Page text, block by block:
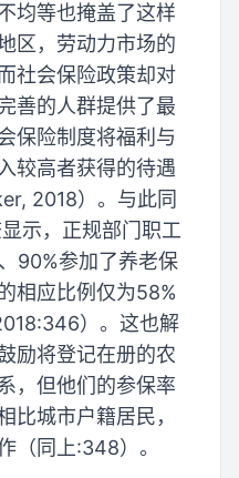
均等也掩盖了这样
区，劳动力市场的
社会保险政策却对
善的人群提供了最
保险制度将福利与
较高者获得的待遇
2018）。与此同
示，正规部门职工
90%参加了养老保
相应比例仅为58%
）。这也解
励将登记在册的农
，但他们的参保率
城市户籍居民，
（同上:348）。